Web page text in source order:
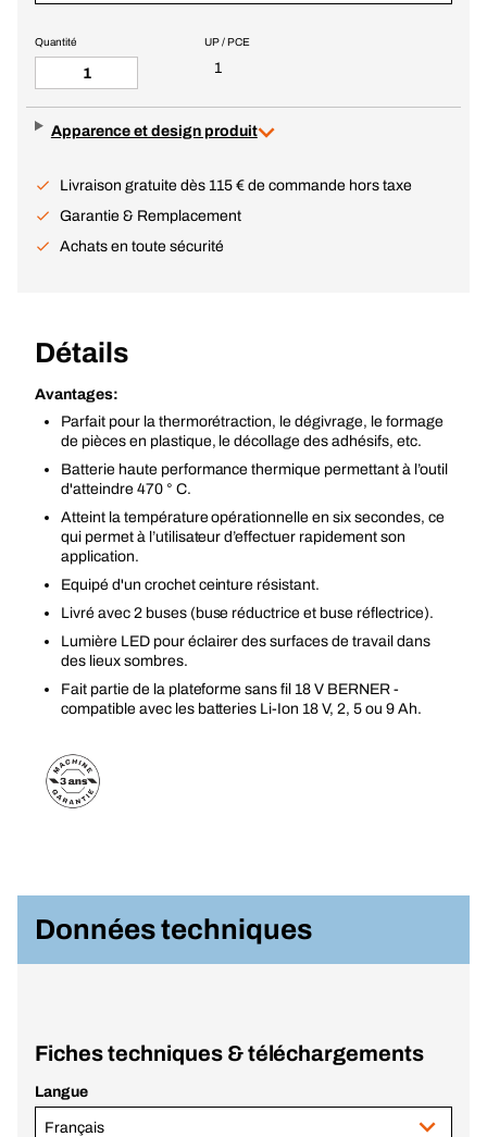
UP / PCE
1
Quantité
Apparence et design produit
Livraison gratuite dès 115 € de commande hors taxe
Garantie & Remplacement
Achats en toute sécurité
Détails
Avantages:
Parfait pour la thermorétraction, le dégivrage, le formage
de pièces en plastique, le décollage des adhésifs, etc.
Batterie haute performance thermique permettant à l’outil
d'atteindre 470 ° C.
Atteint la température opérationnelle en six secondes, ce
qui permet à l’utilisateur d’effectuer rapidement son
application.
Equipé d'un crochet ceinture résistant.
Livré avec 2 buses (buse réductrice et buse réflectrice).
Lumière LED pour éclairer des surfaces de travail dans
des lieux sombres.
Fait partie de la plateforme sans fil 18 V BERNER -
compatible avec les batteries Li-Ion 18 V, 2, 5 ou 9 Ah.
Données techniques
Fiches techniques & téléchargements
Langue
Français